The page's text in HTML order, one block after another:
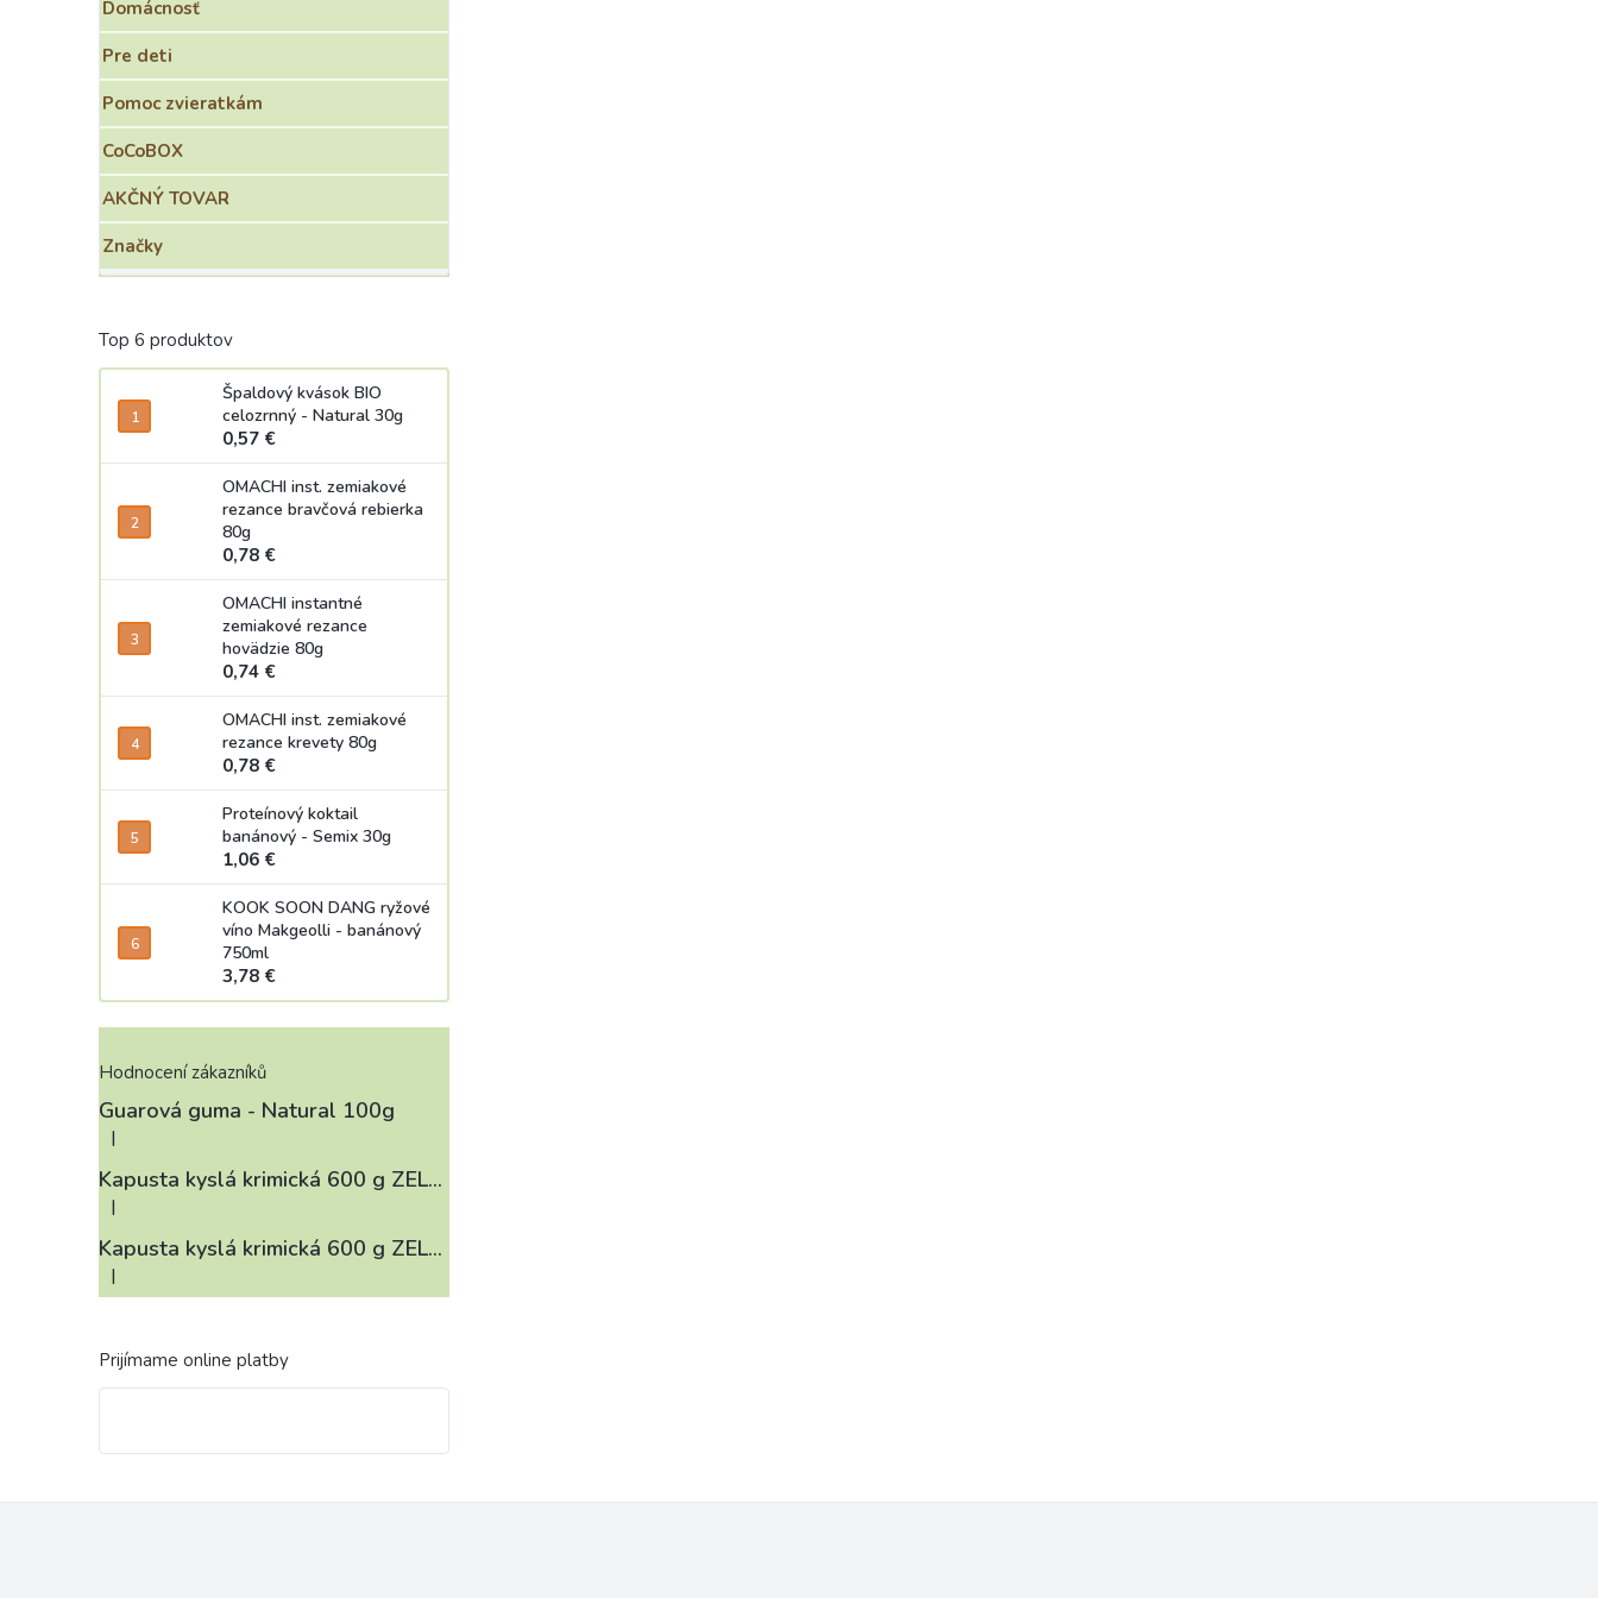
Domácnosť
Pre deti
Pomoc zvieratkám
CoCoBOX
AKČNÝ TOVAR
Značky
Top 6 produktov
Špaldový kvások BIO
celozrnný - Natural 30g
0,57 €
OMACHI inst. zemiakové
rezance bravčová rebierka
80g
0,78 €
OMACHI instantné
zemiakové rezance
hovädzie 80g
0,74 €
OMACHI inst. zemiakové
rezance krevety 80g
0,78 €
Proteínový koktail
banánový - Semix 30g
1,06 €
KOOK SOON DANG ryžové
víno Makgeolli - banánový
750ml
3,78 €
Hodnocení zákazníků
Guarová guma - Natural 100g
Hodnotenie produktu je 4 z 5 hviezdičiek.
|
Kapusta kyslá krimická 600 g ZELÁRNA LOBKOWICZ
Hodnotenie produktu je 3 z 5 hviezdičiek.
|
Kapusta kyslá krimická 600 g ZELÁRNA LOBKOWICZ
Hodnotenie produktu je 4 z 5 hviezdičiek.
|
Prijímame online platby